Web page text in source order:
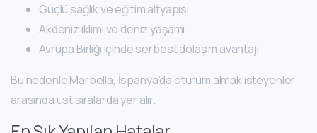
Güçlü sağlık ve eğitim altyapısı
Akdeniz iklimi ve deniz yaşamı
Avrupa Birliği içinde serbest dolaşım avantajı
Bu nedenle Marbella, İspanya’da oturum almak isteyenler
arasında üst sıralarda yer alır.